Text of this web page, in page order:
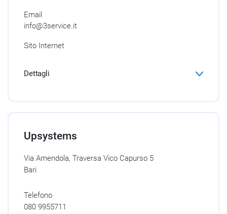
Email
info@3service.it
Sito Internet
Dettagli
Upsystems
Via Amendola, Traversa Vico Capurso 5
Bari
Telefono
080 9955711